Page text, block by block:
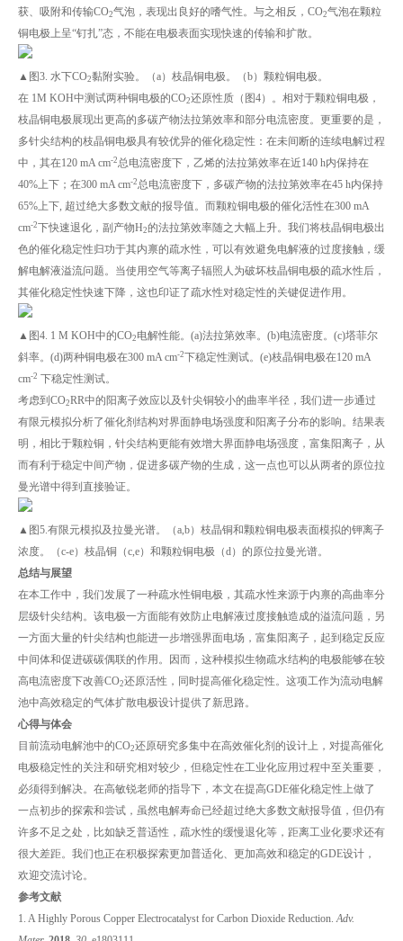
获、吸附和传输CO2气泡，表现出良好的嗜气性。与之相反，CO2气泡在颗粒
铜电极上呈“钉扎”态，不能在电极表面实现快速的传输和扩散。
▲图3. 水下CO2黏附实验。（a）枝晶铜电极。（b）颗粒铜电极。
在 1M KOH中测试两种铜电极的CO2还原性质（图4）。相对于颗粒铜电极，
枝晶铜电极展现出更高的多碳产物法拉第效率和部分电流密度。更重要的是，
多针尖结构的枝晶铜电极具有较优异的催化稳定性：在未间断的连续电解过程
中，其在120 mA cm-2总电流密度下，乙烯的法拉第效率在近140 h内保持在
40%上下；在300 mA cm-2总电流密度下，多碳产物的法拉第效率在45 h内保持
65%上下, 超过绝大多数文献的报导值。而颗粒铜电极的催化活性在300 mA
cm‑2下快速退化，副产物H2的法拉第效率随之大幅上升。我们将枝晶铜电极出
色的催化稳定性归功于其内禀的疏水性，可以有效避免电解液的过度接触，缓
解电解液溢流问题。当使用空气等离子辐照人为破坏枝晶铜电极的疏水性后，
其催化稳定性快速下降，这也印证了疏水性对稳定性的关键促进作用。
▲图4. 1 M KOH中的CO2 电解性能。(a)法拉第效率。(b)电流密度。(c)塔菲尔
斜率。(d)两种铜电极在300 mA cm-2下稳定性测试。(e)枝晶铜电极在120 mA
cm-2 下稳定性测试。
考虑到CO2RR中的阳离子效应以及针尖铜较小的曲率半径，我们进一步通过
有限元模拟分析了催化剂结构对界面静电场强度和阳离子分布的影响。结果表
明，相比于颗粒铜，针尖结构更能有效增大界面静电场强度，富集阳离子，从
而有利于稳定中间产物，促进多碳产物的生成，这一点也可以从两者的原位拉
曼光谱中得到直接验证。
▲图5.有限元模拟及拉曼光谱。（a,b）枝晶铜和颗粒铜电极表面模拟的钾离子
浓度。（c-e）枝晶铜（c,e）和颗粒铜电极（d）的原位拉曼光谱。
总结与展望
在本工作中，我们发展了一种疏水性铜电极，其疏水性来源于内禀的高曲率分
层级针尖结构。该电极一方面能有效防止电解液过度接触造成的溢流问题，另
一方面大量的针尖结构也能进一步增强界面电场，富集阳离子，起到稳定反应
中间体和促进碳碳偶联的作用。因而，这种模拟生物疏水结构的电极能够在较
高电流密度下改善CO2还原活性，同时提高催化稳定性。这项工作为流动电解
池中高效稳定的气体扩散电极设计提供了新思路。
心得与体会
目前流动电解池中的CO2还原研究多集中在高效催化剂的设计上，对提高催化
电极稳定性的关注和研究相对较少，但稳定性在工业化应用过程中至关重要，
必须得到解决。在高敏锐老师的指导下，本文在提高GDE催化稳定性上做了
一点初步的探索和尝试，虽然电解寿命已经超过绝大多数文献报导值，但仍有
许多不足之处，比如缺乏普适性，疏水性的缓慢退化等，距离工业化要求还有
很大差距。我们也正在积极探索更加普适化、更加高效和稳定的GDE设计，
欢迎交流讨论。
参考文献
1. A Highly Porous Copper Electrocatalyst for Carbon Dioxide Reduction.Adv.